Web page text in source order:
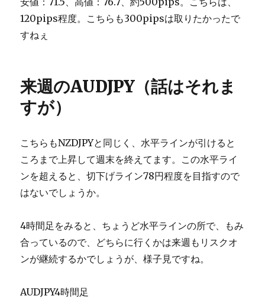
120pips程度。こちらも300pipsは取りたかったで
すねぇ
来週のAUDJPY（話はそれま
すが）
こちらもNZDJPYと同じく、水平ラインが引けると
ころまで上昇して週末を終えてます。この水平ライ
ンを超えると、切下げライン78円程度を目指すので
はないでしょうか。
4時間足をみると、ちょうど水平ラインの所で、もみ
合っているので、どちらに行くかは来週もリスクオ
ンが継続するかでしょうが、様子見ですね。
AUDJPY4時間足